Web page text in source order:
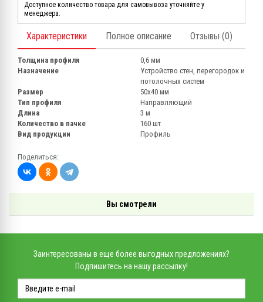
Доступное количество товара для самовывоза уточняйте у
менеджера.
Характеристики Полное описание Отзывы (0)
Толщина профиля
0,6 мм
Назначение
Устройство стен, перегородок и
потолочных систем
Размер
50х40 мм
Тип профиля
Направляющий
Длина
3 м
Количество в пачке
160 шт
Вид продукции
Профиль
Поделиться:
Вы смотрели
Заинтересованы в еще более выгодных предложениях?
Подпишитесь на нашу рассылку!